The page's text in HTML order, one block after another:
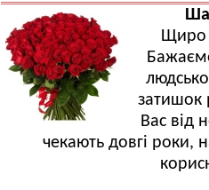
Щиро
затишок
Вас від
чекають довгі роки,